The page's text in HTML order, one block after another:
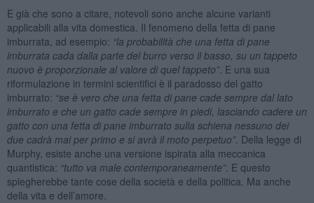
E già che sono a citare, notevoli sono anche alcune varianti
applicabili alla vita domestica. Il fenomeno della fetta di pane
imburrata, ad esempio: “la probabilità che una fetta di pane
imburrata cada dalla parte del burro verso il basso, su un tappeto
nuovo è proporzionale al valore di quel tappeto”. E una sua
riformulazione in termini scientifici è il paradosso del gatto
imburrato: “se è vero che una fetta di pane cade sempre dal lato
imburrato e che un gatto cade sempre in piedi, lasciando cadere un
gatto con una fetta di pane imburrato sulla schiena nessuno dei
due cadrà mai per primo e si avrà il moto perpetuo”. Della legge di
Murphy, esiste anche una versione ispirata alla meccanica
quantistica: “tutto va male contemporaneamente”. E questo
spiegherebbe tante cose della società e della politica. Ma anche
della vita e dell’amore.